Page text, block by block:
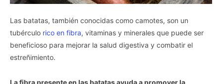
Las batatas, también conocidas como camotes, son un
tubérculo rico en fibra, vitaminas y minerales que puede ser
beneficioso para mejorar la salud digestiva y combatir el
estreñimiento.
La fibra presente en las batatas ayuda a promover la